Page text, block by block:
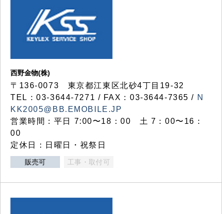
西野金物(株)
〒136-0073 東京都江東区北砂4丁目19-32
TEL：03‐3644‐7271 / FAX：03-3644-7365 / N
KK2005@BB.EMOBILE.JP
営業時間：平日 7:00〜18：00 土 7：00〜16：
00
定休日：日曜日・祝祭日
販売可 工事・取付可